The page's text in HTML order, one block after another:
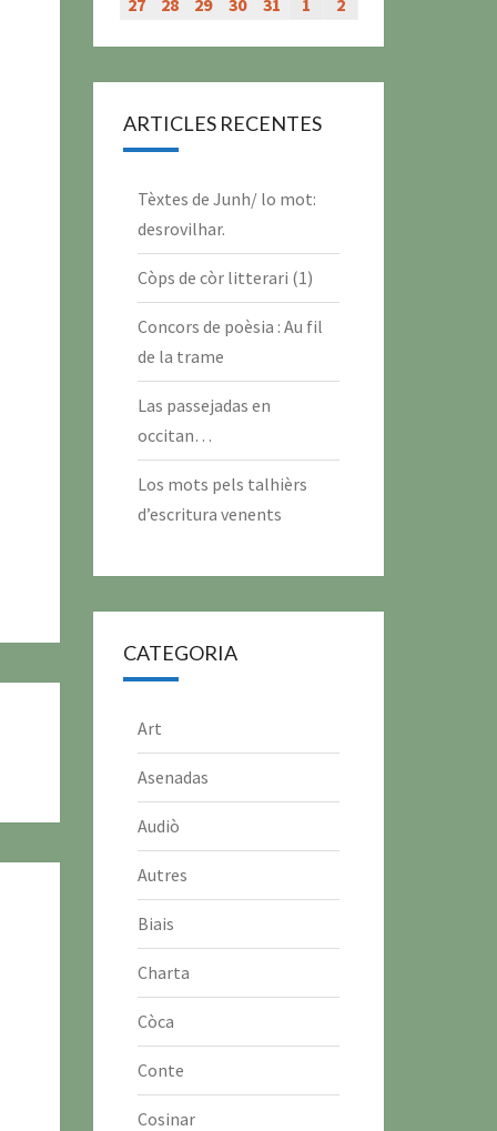
ARTICLES RECENTES
Tèxtes de Junh/ lo mot:
desrovilhar.
Còps de còr litterari (1)
Concors de poèsia : Au fil
de la trame
Las passejadas en
occitan…
Los mots pels talhièrs
d’escritura venents
CATEGORIA
Art
Asenadas
Audiò
Autres
Biais
Charta
Còca
Conte
Cosinar